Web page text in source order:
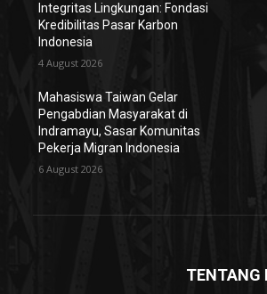
Integritas Lingkungan: Fondasi
Kredibilitas Pasar Karbon
Indonesia
4 August 2026
Mahasiswa Taiwan Gelar
Pengabdian Masyarakat di
Indramayu, Sasar Komunitas
Pekerja Migran Indonesia
6 August 2026
TENTANG